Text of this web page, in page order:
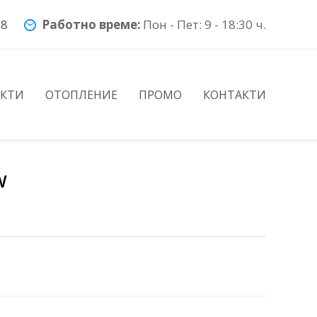
Работно време: Пон - Пет: 9 - 18:30 ч.
ОТОПЛЕНИЕ ПРОМО КОНТАКТИ